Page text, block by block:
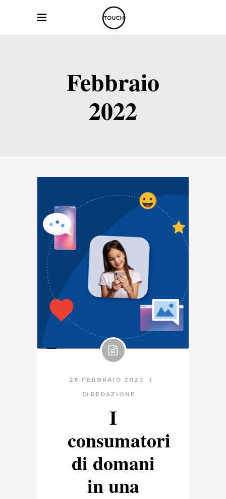
Febbraio
2022
28 FEBBRAIO 2022
DI REDAZIONE
I
consumatori
di domani
in una